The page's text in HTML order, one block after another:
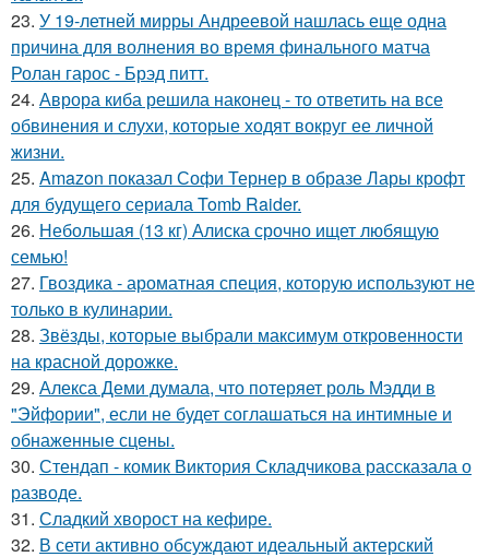
23. У 19-летней мирры Андреевой нашлась еще одна
причина для волнения во время финального матча
Ролан гарос - Брэд питт.
24. Аврора киба решила наконец - то ответить на все
обвинения и слухи, которые ходят вокруг ее личной
жизни.
25. Amazon показал Софи Тернер в образе Лары крофт
для будущего сериала Tomb Raider.
26. Небольшая (13 кг) Алиска срочно ищет любящую
семью!
27. Гвоздика - ароматная специя, которую используют не
только в кулинарии.
28. Звёзды, которые выбрали максимум откровенности
на красной дорожке.
29. Алекса Деми думала, что потеряет роль Мэдди в
"Эйфории", если не будет соглашаться на интимные и
обнаженные сцены.
30. Стендап - комик Виктория Складчикова рассказала о
разводе.
31. Сладкий хворост на кефире.
32. В сети активно обсуждают идеальный актерский